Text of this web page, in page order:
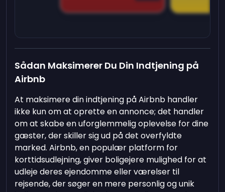
Sådan Maksimerer Du Din Indtjening på
Airbnb
At maksimere din indtjening på Airbnb handler
ikke kun om at oprette en annonce; det handler
om at skabe en uforglemmelig oplevelse for dine
gæster, der skiller sig ud på det overfyldte
marked. Airbnb, en populær platform for
korttidsudlejning, giver boligejere mulighed for at
udleje deres ejendomme eller værelser til
rejsende, der søger en mere personlig og unik